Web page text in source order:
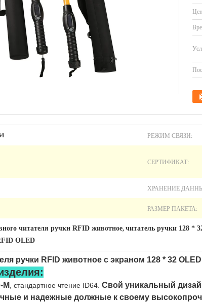
РЕЖИМ СВЯЗИ:
СЕРТИФИКАТ:
ХРАНЕНИЕ
РАЗМЕР ПАКЕТА:
читателя ручки RFID животное, читатель ручки 128 *
OLED
ручки RFID животное с экраном 128 * 32 OLED
M , стандартное чтение ID64. Свой уникальный
и надежные должные к своему